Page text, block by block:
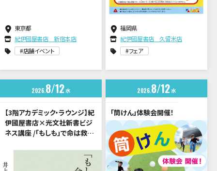
東京都
紀伊國屋書店 新宿本店
店舗イベント
福岡県
紀伊國屋書店 久留米店
フェア
20268 12水
【3階アカデミック・ラウンジ】紀
伊國屋書店×光文社新書ビジ
ネス講座 /「もしも」で命は救え
2026 8 12水
「筒けん」体験会開催！